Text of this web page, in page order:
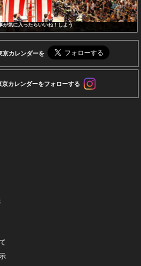
が気に入ったらいいね！しよう
カレンダーを
カレンダーをフォローする